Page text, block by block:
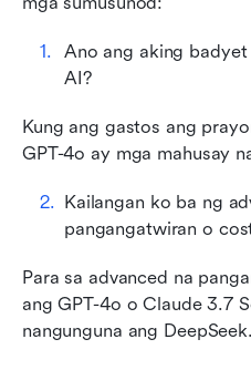
Ano ang aking
AI?
Kung ang gastos ang
GPT-4o ay mga mahusay
Kailangan ko ba ng
pangangatwiran o
Para sa advanced na
ang GPT-4o o Claude 3.7
nangunguna ang DeepSeek.